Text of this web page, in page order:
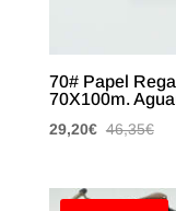
70# Papel
70X100m.
29,20€ 46,35€